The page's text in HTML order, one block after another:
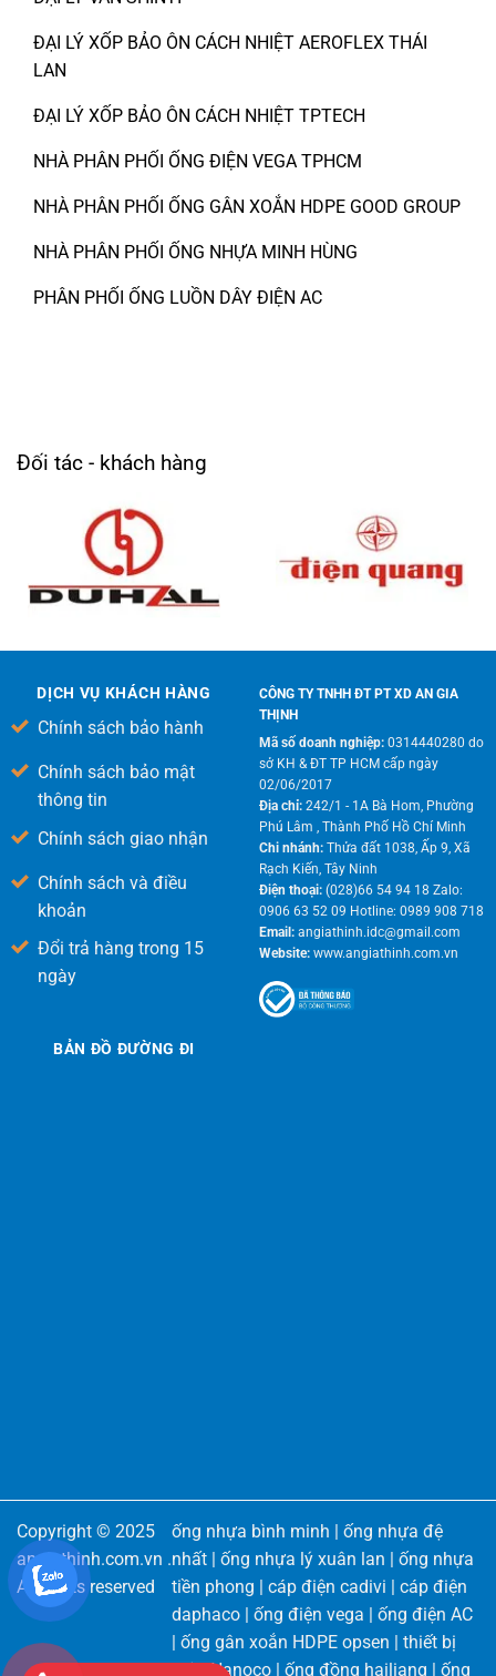
ĐẠI LÝ XỐP BẢO ÔN CÁCH NHIỆT AEROFLEX THÁI
LAN
ĐẠI LÝ XỐP BẢO ÔN CÁCH NHIỆT TPTECH
NHÀ PHÂN PHỐI ỐNG ĐIỆN VEGA TPHCM
NHÀ PHÂN PHỐI ỐNG GÂN XOẮN HDPE GOOD GROUP
NHÀ PHÂN PHỐI ỐNG NHỰA MINH HÙNG
PHÂN PHỐI ỐNG LUỒN DÂY ĐIỆN AC
Đối tác - khách hàng
DỊCH VỤ KHÁCH HÀNG
Chính sách bảo hành
Chính sách bảo mật
thông tin
Chính sách giao nhận
Chính sách và điều
khoản
Đổi trả hàng trong 15
ngày
CÔNG TY TNHH ĐT PT XD AN GIA
THỊNH
Mã số doanh nghiệp:0314440280 do
sở KH & ĐT TP HCM cấp ngày
02/06/2017
Địa chỉ:242/1 - 1A Bà Hom, Phường
Phú Lâm , Thành Phố Hồ Chí Minh
Chi nhánh: Thửa đất 1038, Ấp 9, Xã
Rạch Kiến, Tây Ninh
Điện thoại:(028)66 54 94 18 Zalo:
0906 63 52 09 Hotline: 0989 908 718
Email:angiathinh.idc@gmail.com
Website:www.angiathinh.com.vn
BẢN ĐỒ ĐƯỜNG ĐI
Copyright © 2025
angiathinh.com.vn .
All rights reserved
ống nhựa bình minh
ống nhựa đệ
nhất
ống nhựa lý xuân lan
ống nhựa
tiền phong
cáp điện cadivi
cáp điện
daphaco
ống điện vega
ống điện AC
ống gân xoắn HDPE opsen
thiết bị
điện Nanoco
ống đồng hailiang ống